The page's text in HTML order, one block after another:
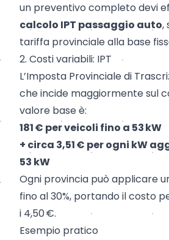
un preventivo completo devi
calcolo IPT passaggio auto,
tariffa provinciale alla base
2. Costi variabili: IPT
L’Imposta Provinciale di
che incide maggiormente sul
valore base è:
181 € per veicoli fino a 53 kW
+ circa 3,51 € per ogni kW
53 kW
Ogni provincia può applicare
fino al 30%, portando il costo
i 4,50 €.
Esempio pratico